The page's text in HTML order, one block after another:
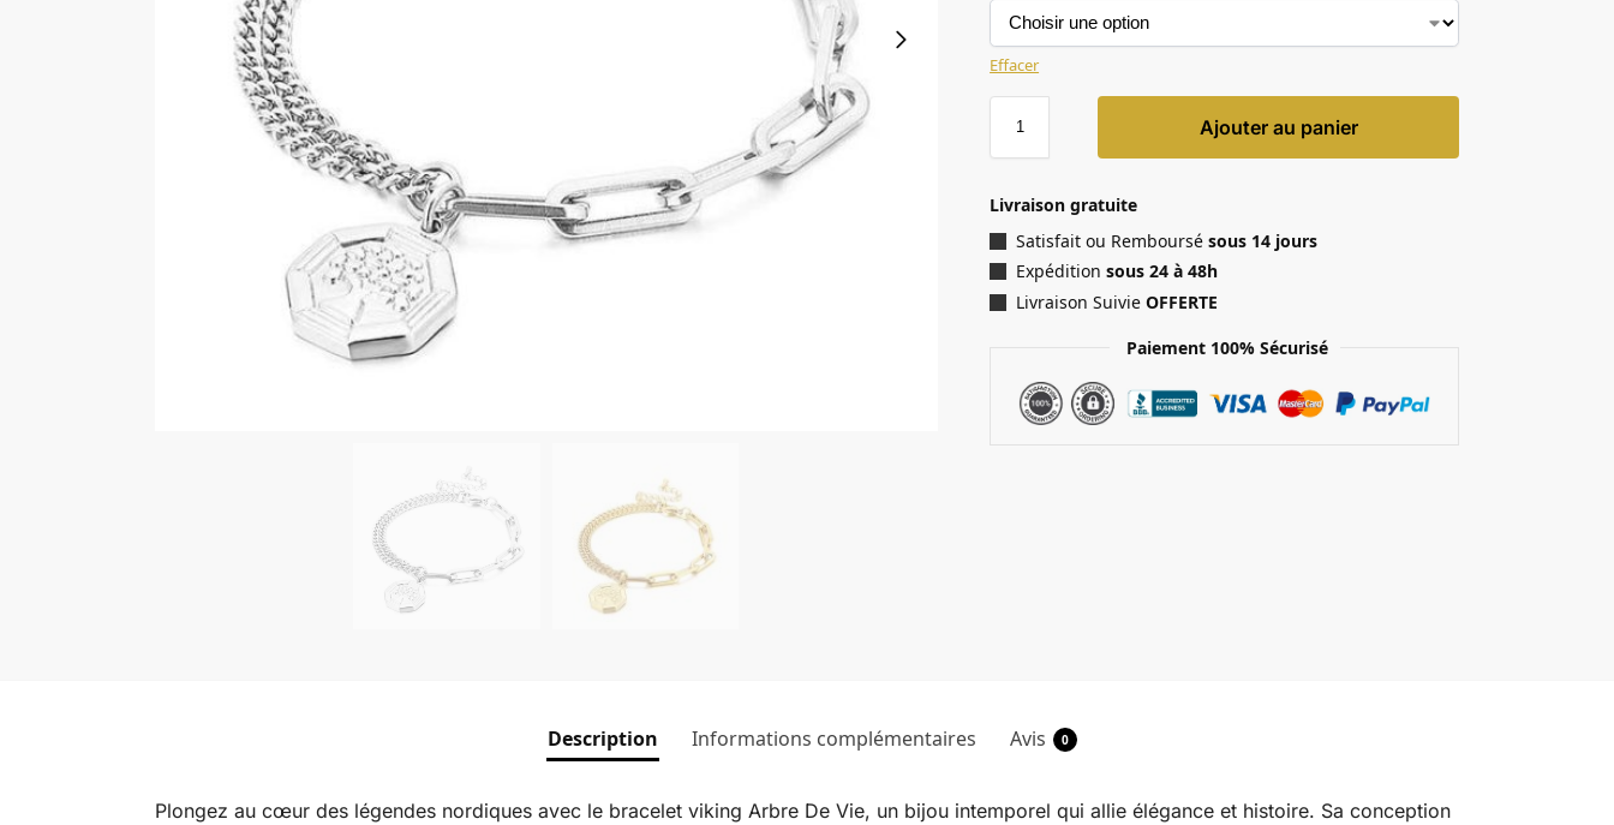
Effacer
Ajouter au panier
Livraison gratuite
Satisfait ou Remboursésous 14 jours
Expédition sous 24 à 48h
Livraison SuivieOFFERTE
Paiement 100% Sécurisé
Description Informations complémentaires Avis 0
Plongez au cœur des légendes nordiques avec le bracelet viking Arbre De Vie, un bijou intemporel qui allie élégance et histoire. Sa conception